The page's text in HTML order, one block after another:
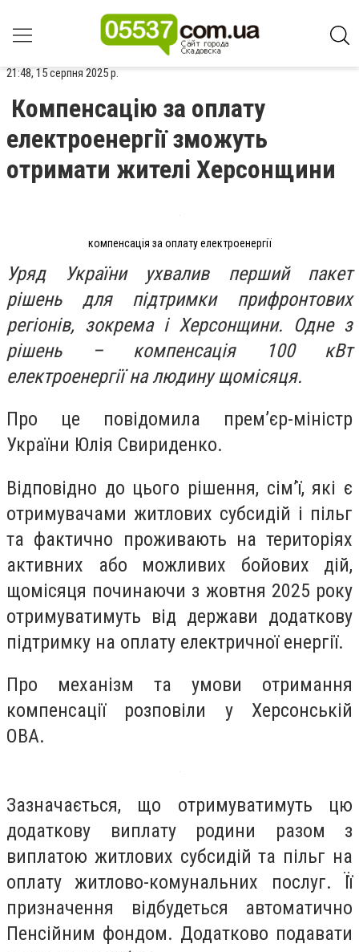
21:48, 15 серпня 2025 р.
Компенсацію за оплату
електроенергії зможуть
отримати жителі Херсонщини
компенсація за оплату електроенергії
Уряд України ухвалив перший пакет
рішень для підтримки прифронтових
регіонів, зокрема і Херсонщини. Одне з
рішень – компенсація 100 кВт
електроенергії на людину щомісяця.
Про це повідомила прем’єр-міністр
України Юлія Свириденко.
Відповідно до цього рішення, сім’ї, які є
отримувачами житлових субсидій і пільг
та фактично проживають на територіях
активних або можливих бойових дій,
щомісяця починаючи з жовтня 2025 року
отримуватимуть від держави додаткову
підтримку на оплату електричної енергії.
Про механізм та умови отримання
компенсації розповіли у Херсонській
ОВА.
Зазначається, що отримуватимуть цю
додаткову виплату родини разом з
виплатою житлових субсидій та пільг на
оплату житлово-комунальних послуг. Її
призначення відбудеться автоматично
Пенсійним фондом. Додатково подавати